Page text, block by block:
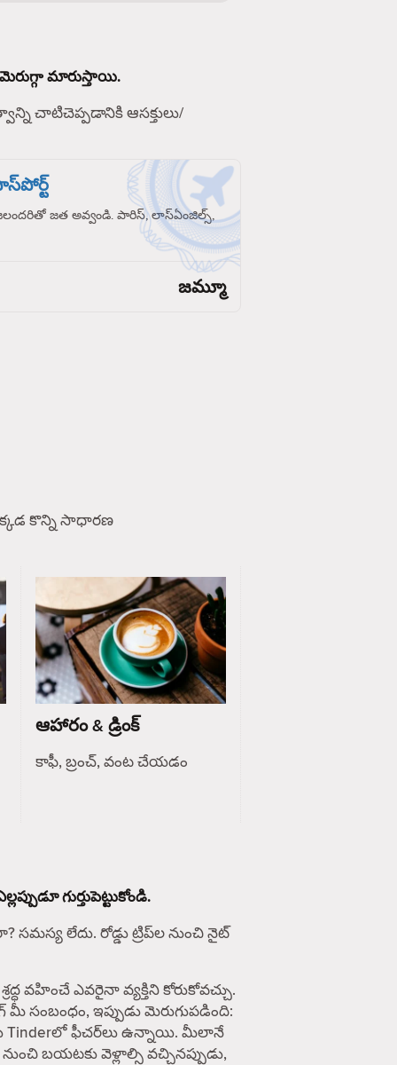
మారుస్తాయి.
చాటిచెప్పడానికి ఆసక్తులు/
జత అవ్వండి. పారిస్, లాస్‌ఏంజిల్స్,
జమ్మూ
కొన్ని సాధారణ
ఆహారం & డ్రింక్
కాఫీ, బ్రంచ్, వంట చేయడం
గుర్తుపెట్టుకోండి.
సమస్య లేదు. రోడ్డు ట్రిప్‌ల నుంచి నైట్
ఎవరైనా వ్యక్తిని కోరుకోవచ్చు.
ఇప్పుడు మెరుగుపడింది:
Tinderలో ఫీచర్‌లు ఉన్నాయి. మీలానే
బయటకు వెళ్లాల్సి వచ్చినప్పుడు,